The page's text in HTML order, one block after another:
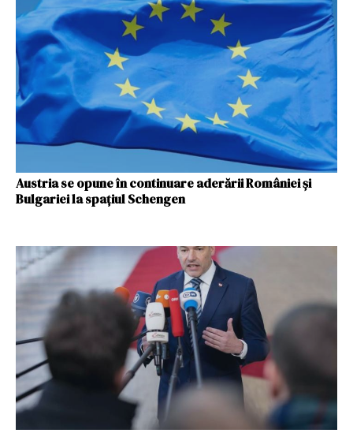
Austria se opune în continuare aderării României şi
Bulgariei la spaţiul Schengen